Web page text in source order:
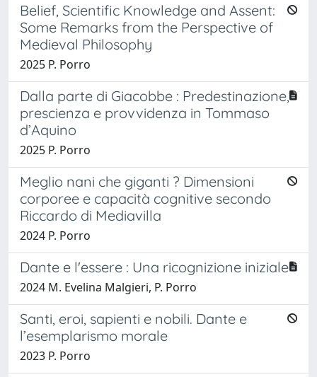
Belief, Scientific Knowledge and Assent:
Some Remarks from the Perspective of
Medieval Philosophy
2025 P. Porro
Dalla parte di Giacobbe : Predestinazione,
prescienza e provvidenza in Tommaso
d’Aquino
2025 P. Porro
Meglio nani che giganti ? Dimensioni
corporee e capacità cognitive secondo
Riccardo di Mediavilla
2024 P. Porro
Dante e l'essere : Una ricognizione iniziale
2024 M. Evelina Malgieri, P. Porro
Santi, eroi, sapienti e nobili. Dante e
l’esemplarismo morale
2023 P. Porro